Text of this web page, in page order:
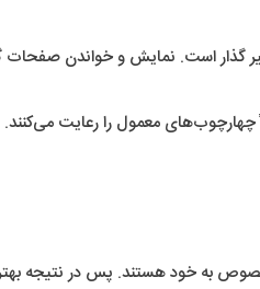
است. نمایش و خواندن صفحات
معمول را رعایت می‌کنند.
به خود هستند. پس در نتیجه